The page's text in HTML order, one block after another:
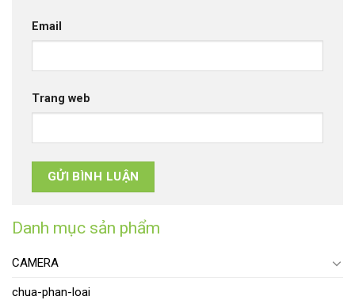
Danh mục sản phẩm
CAMERA
chua-phan-loai
Email
Trang web